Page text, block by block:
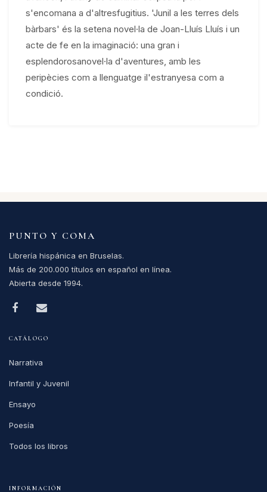
s'encomana a d'altresfugitius. 'Junil a les terres dels
bàrbars' és la setena novel·la de Joan-Lluís Lluís i un
acte de fe en la imaginació: una gran i
esplendorosanovel·la d'aventures, amb les
peripècies com a llenguatge il'estranyesa com a
condició.
PUNTO Y COMA
Librería hispánica en Bruselas.
Más de 200.000 títulos en español en línea.
Abierta desde 1994.
CATÁLOGO
Narrativa
Infantil y Juvenil
Ensayo
Poesía
Todos los libros
INFORMACIÓN